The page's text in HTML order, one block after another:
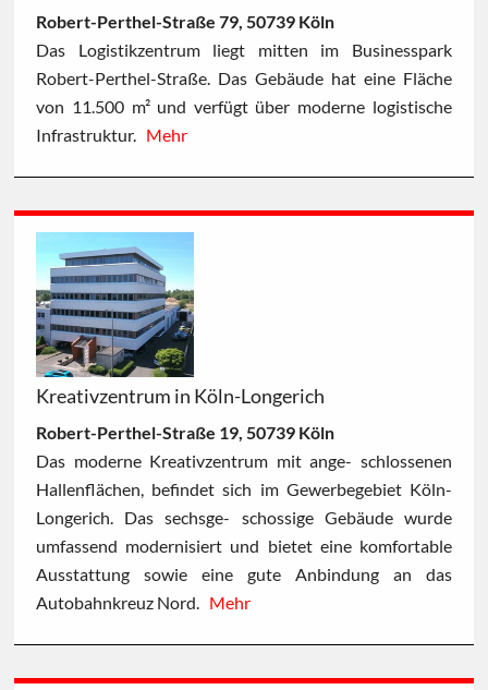
Robert-Perthel-Straße 79, 50739 Köln
Das Logistikzentrum liegt mitten im Businesspark
Robert-Perthel-Straße. Das Gebäude hat eine Fläche
von 11.500 m² und verfügt über moderne logistische
Infrastruktur. Mehr
Kreativzentrum in Köln-Longerich
Robert-Perthel-Straße 19, 50739 Köln
Das moderne Kreativzentrum mit ange- schlossenen
Hallenflächen, befindet sich im Gewerbegebiet Köln-
Longerich. Das sechsge- schossige Gebäude wurde
umfassend modernisiert und bietet eine komfortable
Ausstattung sowie eine gute Anbindung an das
Autobahnkreuz Nord. Mehr